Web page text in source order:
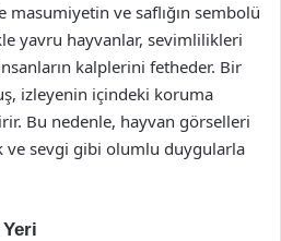
ve saflığın sembolü
yavru hayvanlar, sevimlilikleri
kalplerini fetheder. Bir
izleyenin içindeki koruma
Bu nedenle, hayvan görselleri
ve sevgi gibi olumlu duygularla